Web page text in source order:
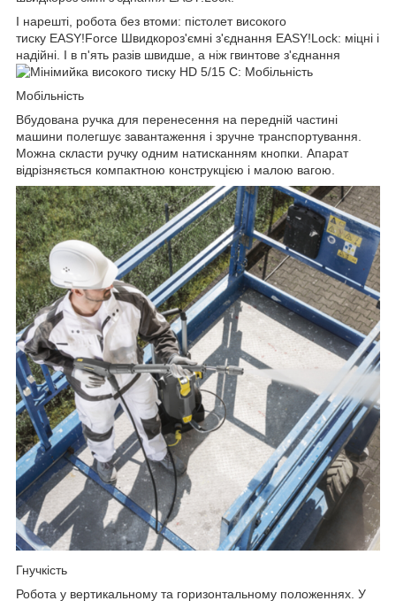
І нарешті, робота без втоми: пістолет високого
тиску EASY!Force Швидкороз'ємні з'єднання EASY!Lock: міцні і
надійні. І в п'ять разів швидше, а ніж гвинтове з'єднання
Мобільність
Вбудована ручка для перенесення на передній частині
машини полегшує завантаження і зручне транспортування.
Можна скласти ручку одним натисканням кнопки. Апарат
відрізняється компактною конструкцією і малою вагою.
Гнучкість
Робота у вертикальному та горизонтальному положеннях. У